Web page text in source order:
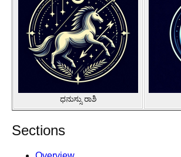
ಧನುಸ್ಸು ರಾಶಿ
Sections